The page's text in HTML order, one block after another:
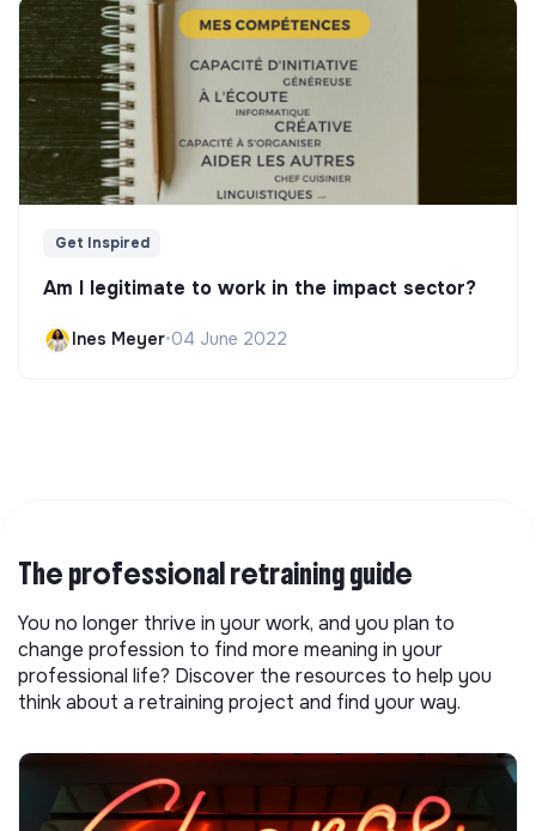
Get Inspired
Am I legitimate to work in the impact sector?
Ines Meyer•04 June 2022
The professional retraining guide
You no longer thrive in your work, and you plan to
change profession to find more meaning in your
professional life? Discover the resources to help you
think about a retraining project and find your way.